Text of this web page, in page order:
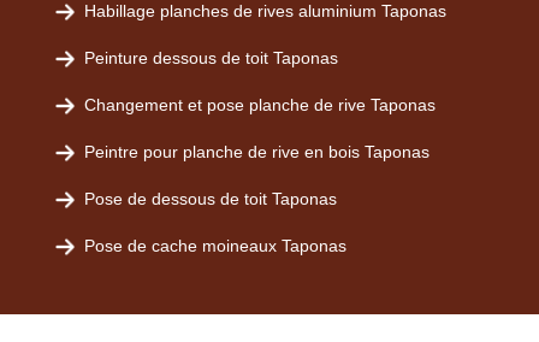
Habillage planches de rives aluminium Taponas
Peinture dessous de toit Taponas
Changement et pose planche de rive Taponas
Peintre pour planche de rive en bois Taponas
Pose de dessous de toit Taponas
Pose de cache moineaux Taponas